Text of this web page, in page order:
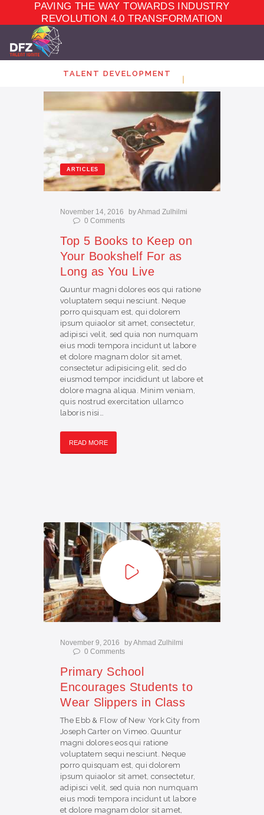
PAVING THE WAY TOWARDS INDUSTRY
REVOLUTION 4.0 TRANSFORMATION
TALENT DEVELOPMENT
TALENT
DEVELOPMENT
ECOSYSTEM
CONTACT
ARTICLES
November 14, 2016 byAhmad Zulhilmi
0 Comments
Top 5 Books to Keep on
Your Bookshelf For as
Long as You Live
Quuntur magni dolores eos qui ratione
voluptatem sequi nesciunt. Neque
porro quisquam est, qui dolorem
ipsum quiaolor sit amet, consectetur,
adipisci velit, sed quia non numquam
eius modi tempora incidunt ut labore
et dolore magnam dolor sit amet,
consectetur adipisicing elit, sed do
eiusmod tempor incididunt ut labore et
dolore magna aliqua. Minim veniam,
quis nostrud exercitation ullamco
laboris nisi…
READ MORE
NEWS
November 9, 2016 byAhmad Zulhilmi
0 Comments
Primary School
Encourages Students to
Wear Slippers in Class
The Ebb & Flow of New York City from
Joseph Carter on Vimeo. Quuntur
magni dolores eos qui ratione
voluptatem sequi nesciunt. Neque
porro quisquam est, qui dolorem
ipsum quiaolor sit amet, consectetur,
adipisci velit, sed quia non numquam
eius modi tempora incidunt ut labore
et dolore magnam dolor sit amet,